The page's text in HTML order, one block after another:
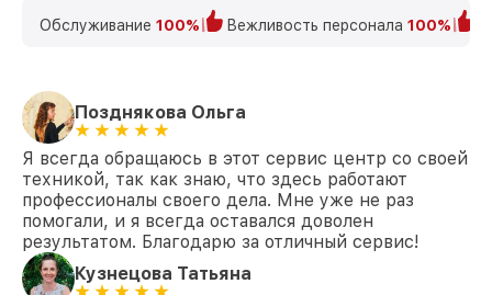
Обслуживание 100% Вежливость персонала 100%
Позднякова Ольга
Я всегда обращаюсь в этот сервис центр со своей
техникой, так как знаю, что здесь работают
профессионалы своего дела. Мне уже не раз
помогали, и я всегда оставался доволен
результатом. Благодарю за отличный сервис!
Кузнецова Татьяна